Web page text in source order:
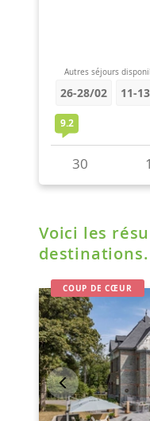
Voici les
destinations.